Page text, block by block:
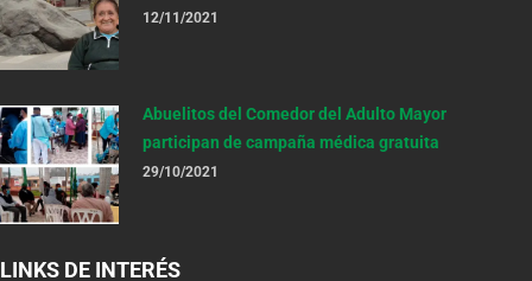
12/11/2021
Abuelitos del Comedor del Adulto Mayor
participan de campaña médica gratuita
29/10/2021
LINKS DE INTERÉS